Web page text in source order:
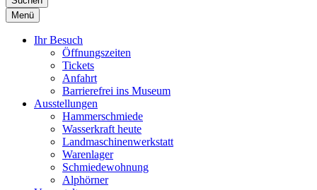
Menü
Ihr Besuch
Öffnungszeiten
Tickets
Anfahrt
Barrierefrei ins Museum
Ausstellungen
Hammerschmiede
Wasserkraft heute
Landmaschinenwerkstatt
Warenlager
Schmiedewohnung
Alphörner